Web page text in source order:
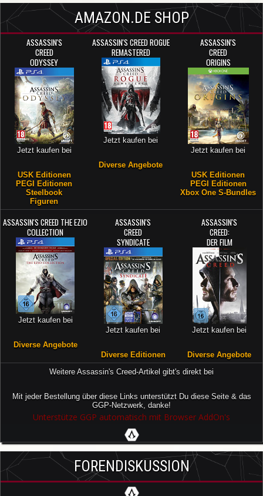
AMAZON.DE SHOP
ASSASSIN'S
CREED
ODYSSEY
Jetzt kaufen bei
USK Editionen
PEGI Editionen
Steelbook
Figuren
ASSASSIN'S CREED ROGUE
REMASTERED
Jetzt kaufen bei
Diverse Angebote
ASSASSIN'S
CREED
ORIGINS
Jetzt kaufen bei
USK Editionen
PEGI Editionen
Xbox One S-Bundles
ASSASSIN'S CREED THE EZIO
COLLECTION
Jetzt kaufen bei
Diverse Angebote
ASSASSIN'S
CREED
SYNDICATE
Jetzt kaufen bei
Diverse Editionen
ASSASSIN'S
CREED:
DER FILM
Jetzt kaufen bei
Diverse Angebote
Weitere Assassin's Creed-Artikel gibt's direkt bei
Mit jeder Bestellung über diese Links unterstützt Du diese Seite & das
GGP-Netzwerk, danke!
Unterstütze GGP automatisch mit Browser AddOn's
FORENDISKUSSION